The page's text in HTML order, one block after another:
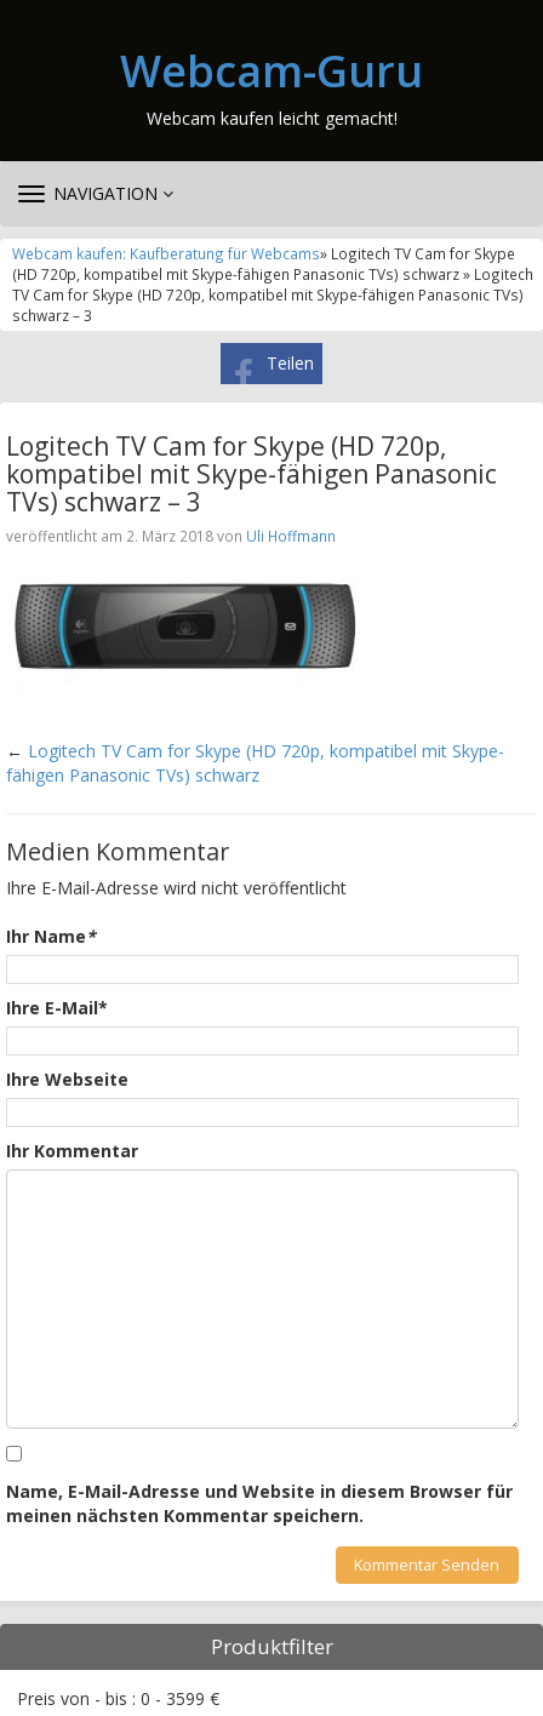
Webcam-Guru
Webcam kaufen leicht gemacht!
TOGGLE
NAVIGATION
Webcam kaufen: Kaufberatung für Webcams» Logitech TV Cam for Skype
(HD 720p, kompatibel mit Skype-fähigen Panasonic TVs) schwarz » Logitech
TV Cam for Skype (HD 720p, kompatibel mit Skype-fähigen Panasonic TVs)
schwarz – 3
Teilen
Logitech TV Cam for Skype (HD 720p,
kompatibel mit Skype-fähigen Panasonic
TVs) schwarz – 3
veröffentlicht am 2. März 2018 von Uli Hoffmann
← Logitech TV Cam for Skype (HD 720p, kompatibel mit Skype-
fähigen Panasonic TVs) schwarz
Medien Kommentar
Ihre E-Mail-Adresse wird nicht veröffentlicht
Ihr Name*
Ihre E-Mail*
Ihre Webseite
Ihr Kommentar
Name, E-Mail-Adresse und Website in diesem Browser für
meinen nächsten Kommentar speichern.
Produktfilter
Preis von - bis : 0 - 3599 €